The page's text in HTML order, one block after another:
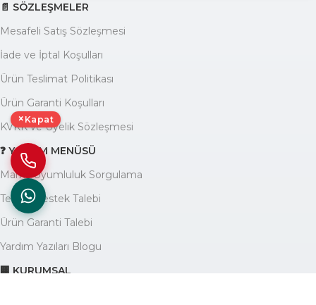
📄 SÖZLEŞMELER
Mesafeli Satış Sözleşmesi
İade ve İptal Koşulları
Ürün Teslimat Politikası
Ürün Garanti Koşulları
KVKK ve Üyelik Sözleşmesi
❓ YARDIM MENÜSÜ
Marka Uyumluluk Sorgulama
Teknik Destek Talebi
Ürün Garanti Talebi
Yardım Yazıları Blogu
🏢 KURUMSAL
× Kapat